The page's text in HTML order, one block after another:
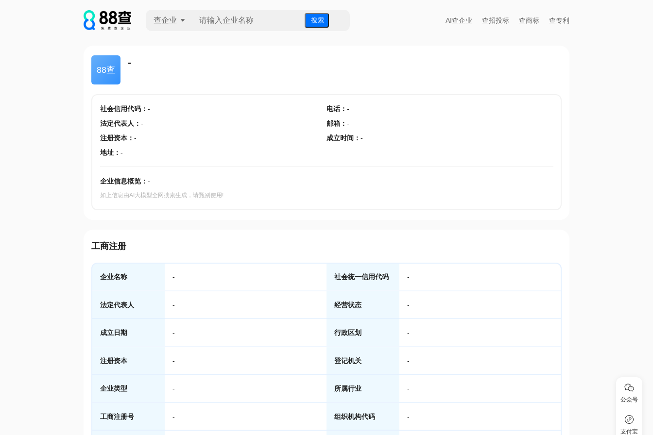
查企业 搜 索 AI查企业 查招投标 查商标 查专利
88查
-
社会信用代码： - 电话： -
法定代表人 ： - 邮箱 ： -
注册资本： - 成立时间 ： -
地址： -
企业信息概览： -
如上信息由AI大模型全网搜索生成，请甄别使用!
工商注册
企业名称 - 社会统一信用代码 -
法定代表人 - 经营状态 -
成立日期 - 行政区划 -
注册资本 - 登记机关 -
企业类型 - 所属行业 -
工商注册号 - 组织机构代码 -
公众号
支付宝